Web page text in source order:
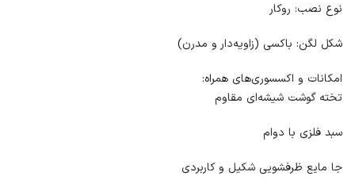
نوع نصب: روکار
شکل لگن: باکسی (زاویه‌دار و مدرن)
امکانات و اکسسوری‌های همراه:
تخته گوشت شیشه‌ای مقاوم
سبد فلزی با دوام
جا مایع ظرفشویی شکیل و کاربردی